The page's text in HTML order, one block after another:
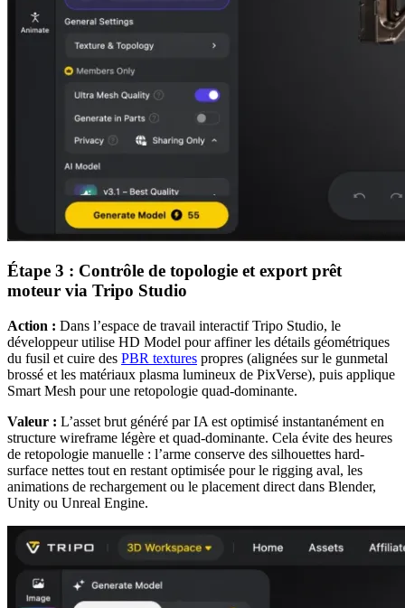
Étape 3 : Contrôle de topologie et export prêt
moteur via Tripo Studio
Action : Dans l’espace de travail interactif Tripo Studio, le
développeur utilise HD Model pour affiner les détails géométriques
du fusil et cuire des PBR textures propres (alignées sur le gunmetal
brossé et les matériaux plasma lumineux de PixVerse), puis applique
Smart Mesh pour une retopologie quad-dominante.
Valeur : L’asset brut généré par IA est optimisé instantanément en
structure wireframe légère et quad-dominante. Cela évite des heures
de retopologie manuelle : l’arme conserve des silhouettes hard-
surface nettes tout en restant optimisée pour le rigging aval, les
animations de rechargement ou le placement direct dans Blender,
Unity ou Unreal Engine.